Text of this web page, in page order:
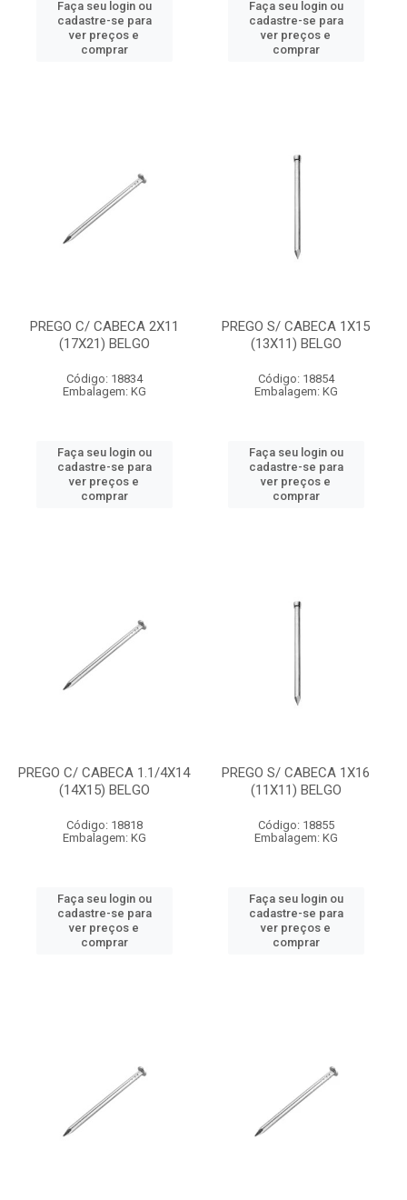
Faça seu login ou
cadastre-se para
ver preços e
comprar
Faça seu login ou
cadastre-se para
ver preços e
comprar
PREGO C/ CABECA 2X11
(17X21) BELGO
Código: 18834
Embalagem: KG
Faça seu login ou
cadastre-se para
ver preços e
comprar
PREGO S/ CABECA 1X15
(13X11) BELGO
Código: 18854
Embalagem: KG
Faça seu login ou
cadastre-se para
ver preços e
comprar
PREGO C/ CABECA 1.1/4X14
(14X15) BELGO
Código: 18818
Embalagem: KG
Faça seu login ou
cadastre-se para
ver preços e
comprar
PREGO S/ CABECA 1X16
(11X11) BELGO
Código: 18855
Embalagem: KG
Faça seu login ou
cadastre-se para
ver preços e
comprar